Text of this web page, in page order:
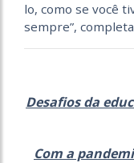
lo, como se você
sempre”,
Desafios da
Com a